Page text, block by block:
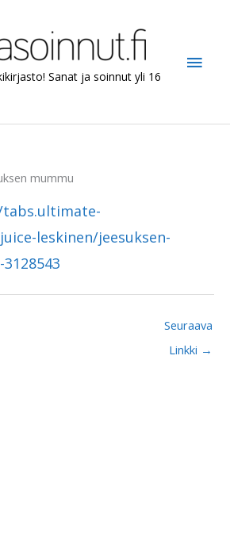
Sanat ja soinnut yli 16
mummu
leskinen/jeesuksen-
Seuraava
Linkki →